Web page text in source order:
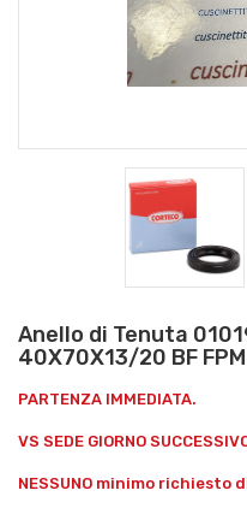
Anello di Tenuta
40X70X13/20 BF FPM
PARTENZA IMMEDIATA.
VS SEDE GIORNO
NESSUNO minimo